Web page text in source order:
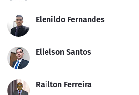
Elenildo Fernandes
Elielson Santos
Railton Ferreira